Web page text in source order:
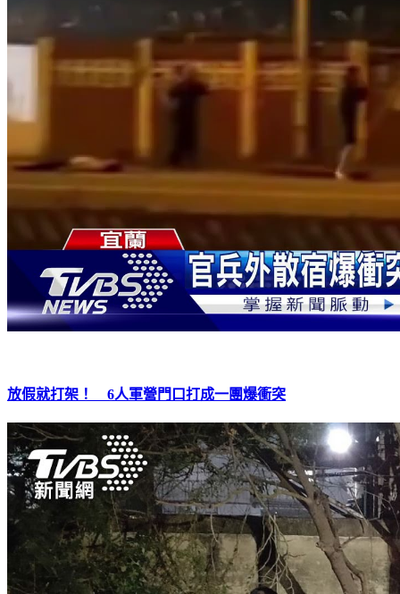
放假就打架！ 6人軍營門口打成一團爆衝突